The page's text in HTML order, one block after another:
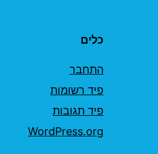
כלים
התחבר
פיד רשומות
פיד תגובות
WordPress.org